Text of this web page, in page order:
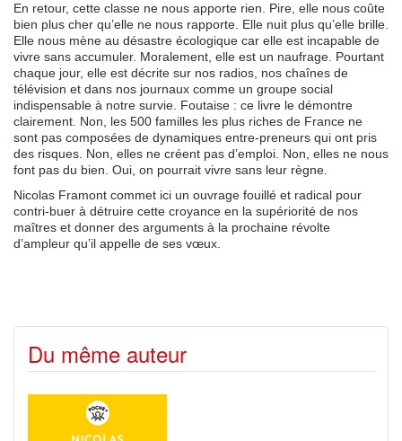
En retour, cette classe ne nous apporte rien. Pire, elle nous coûte
bien plus cher qu’elle ne nous rapporte. Elle nuit plus qu’elle brille.
Elle nous mène au désastre écologique car elle est incapable de
vivre sans accumuler. Moralement, elle est un naufrage. Pourtant
chaque jour, elle est décrite sur nos radios, nos chaînes de
télévision et dans nos journaux comme un groupe social
indispensable à notre survie. Foutaise : ce livre le démontre
clairement. Non, les 500 familles les plus riches de France ne
sont pas composées de dynamiques entre-preneurs qui ont pris
des risques. Non, elles ne créent pas d’emploi. Non, elles ne nous
font pas du bien. Oui, on pourrait vivre sans leur règne.
Nicolas Framont commet ici un ouvrage fouillé et radical pour
contri-buer à détruire cette croyance en la supériorité de nos
maîtres et donner des arguments à la prochaine révolte
d’ampleur qu’il appelle de ses vœux.
Du même auteur